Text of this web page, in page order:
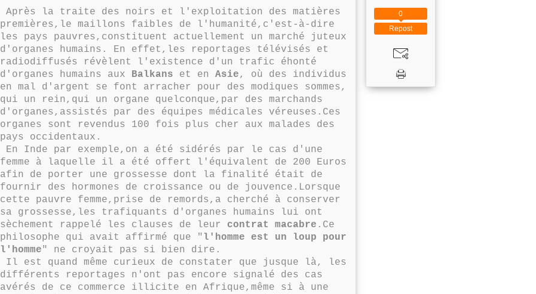
Après la traite des noirs et l'exploitation des matières
premières,le maillons faibles de l'humanité,c'est-à-dire
les pays pauvres,constituent actuellement un marché juteux
d'organes humains. En effet,les reportages télévisés et
radiodiffusés révèlent l'existence d'un trafic éhonté
d'organes humains aux Balkans et en Asie, où des individus
en mal d'argent se font arracher pour des modiques sommes,
qui un rein,qui un organe quelconque,par des marchands
d'organes,assistés par des équipes médicales véreuses.Ces
organes sont revendus 100 fois plus cher aux malades des
pays occidentaux.
En Inde par exemple,on a été sidérés par le cas d'une
femme à laquelle il a été offert l'équivalent de 200 Euros
afin de porter une grossesse dont la finalité était de
fournir des hormones de croissance ou de jouvence.Lorsque
cette pauvre femme,prise de remords,a cherché à conserver
sa grossesse,les trafiquants d'organes humains lui ont
sèchement rappelé les clauses de leur contrat macabre .Ce
philosophe qui avait affirmé que "l'homme est
un loup pour
l'homme" ne croyait pas si bien dire.
Il est quand même curieux de constater que jusque là, les
différents reportages n'ont pas encore signalé des cas
avérés de ce commerce illicite en Afrique,même si à une
Repost
0